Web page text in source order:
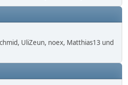
UliZeun, noex, Matthias13 und